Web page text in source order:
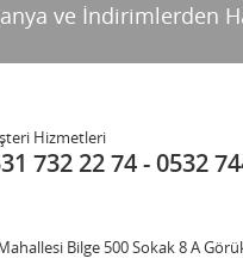
ve İndirimlerden
Hizmetleri
732 22 74 0532
Bilge 500 Sokak 8 A